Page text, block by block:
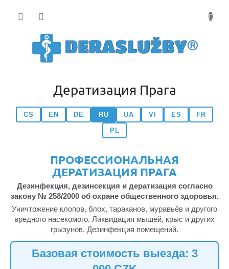
Дератизация Прага
CS EN DE RU UA VI ES FR
PL
ПРОФЕССИОНАЛЬНАЯ
ДЕРАТИЗАЦИЯ ПРАГА
Дезинфекция, дезинсекция и дератизация согласно
закону № 258/2000 об охране общественного здоровья.
Уничтожение клопов, блох, тараканов, муравьёв и другого
вредного насекомого. Ликвидация мышей, крыс и других
грызунов. Дезинфекция помещений.
Базовая стоимость выезда: 3